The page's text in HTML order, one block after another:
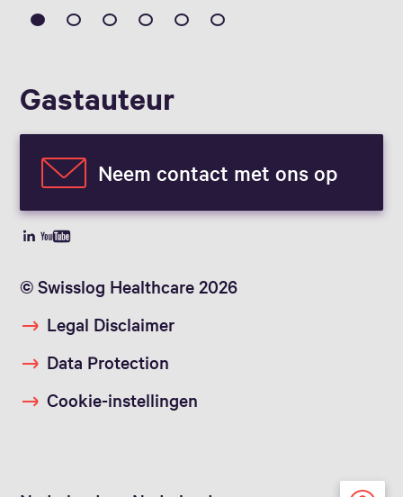
Gast­auteur
Neem contact met ons op
© Swisslog Healthcare 2026
Legal Disclaimer
Data Protection
Cookie-instellingen